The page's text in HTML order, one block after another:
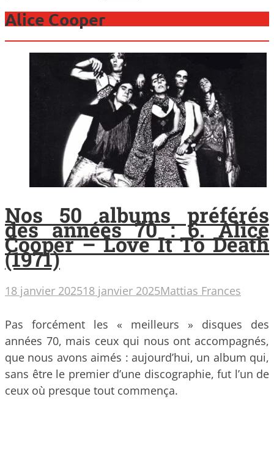
Alice Cooper
Nos 50 albums préférés
des années 70 : 6. Alice
Cooper – Love It To Death
(1971)
18 janvier 202518 janvier 2025Mattias Frances
Pas forcément les « meilleurs » disques des
années 70, mais ceux qui nous ont accompagnés,
que nous avons aimés : aujourd’hui, un album qui,
sans être le premier d’une discographie, fut l’un de
ceux où presque tout commença.